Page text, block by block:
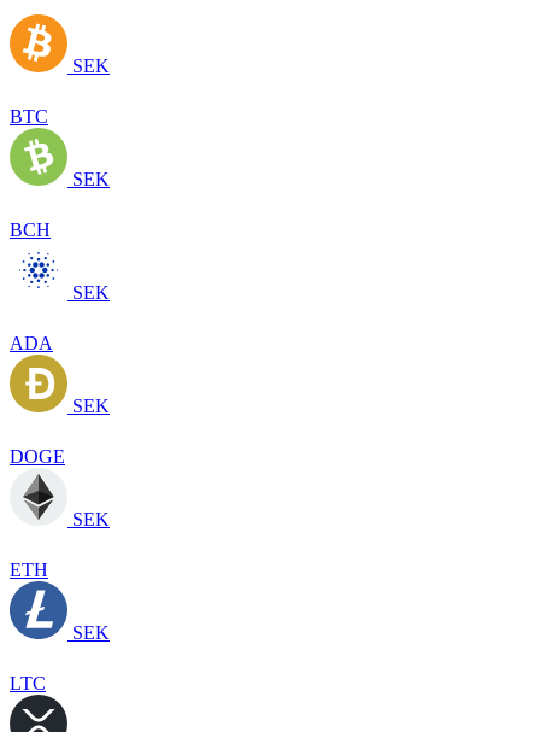
SEK
BTC
SEK
BCH
SEK
ADA
SEK
DOGE
SEK
ETH
SEK
LTC